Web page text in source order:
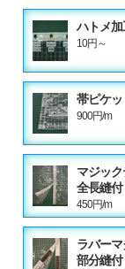
ハトメ加
10円～
帯ピケ
900円/m
マジッ
全長縫付
450円/m
ラバー
部分縫付